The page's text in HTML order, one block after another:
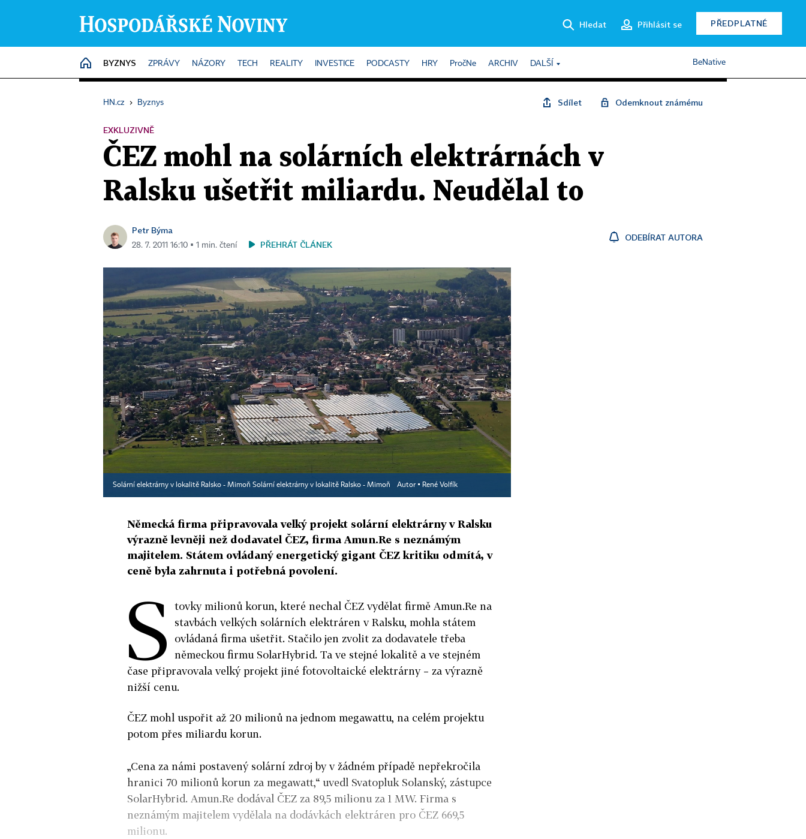
Hledat Přihlásit se PŘEDPLATNÉ
HOME
BYZNYS ZPRÁVY NÁZORY TECH REALITY INVESTICE PODCASTY HRY PročNe ARCHIV DALŠÍ BeNative
HN.cz › Byznys Sdílet Odemknout známému
EXKLUZIVNĚ
ČEZ mohl na solárních elektrárnách v
Ralsku ušetřit miliardu. Neudělal to
Petr Býma
28. 7. 2011 16:10 ▪ 1 min. čtení PŘEHRÁT ČLÁNEK
ODEBÍRAT AUTORA
Solární elektrárny v lokalitě Ralsko - Mimoň Solární elektrárny v lokalitě Ralsko - Mimoň Autor ▪ René Volfík
Německá firma připravovala velký projekt solární elektrárny v Ralsku
výrazně levněji než dodavatel ČEZ, firma Amun.Re s neznámým
majitelem. Státem ovládaný energetický gigant ČEZ kritiku odmítá, v
ceně byla zahrnuta i potřebná povolení.
S
tovky milionů korun, které nechal ČEZ vydělat firmě Amun.Re na
stavbách velkých solárních elektráren v Ralsku, mohla státem
ovládaná firma ušetřit. Stačilo jen zvolit za dodavatele třeba
německou firmu SolarHybrid. Ta ve stejné lokalitě a ve stejném
čase připravovala velký projekt jiné fotovoltaické elektrárny – za výrazně
nižší cenu.
ČEZ mohl uspořit až 20 milionů na jednom megawattu, na celém projektu
potom přes miliardu korun.
„Cena za námi postavený solární zdroj by v žádném případě nepřekročila
hranici 70 milionů korun za megawatt,“ uvedl Svatopluk Solanský, zástupce
SolarHybrid. Amun.Re dodával ČEZ za 89,5 milionu za 1 MW. Firma s
neznámým majitelem vydělala na dodávkách elektráren pro ČEZ 669,5
milionu.